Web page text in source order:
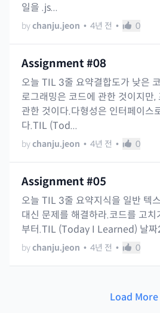
일을 .js...
bychanju.jeon • 4년 전 • 0
Assignment #08
오늘 TIL 3줄 요약결합도가 낮은
로그래밍은 코드에 관한 것이지만,
관한 것이다.다형성은 인터페이스
다.TIL (Tod...
bychanju.jeon • 4년 전 • 0
Assignment #05
오늘 TIL 3줄 요약지식을 일반 텍
대신 문제를 해결하라.코드를 고
부터.TIL (Today I Learned) 날
bychanju.jeon • 4년 전 • 0
Load More